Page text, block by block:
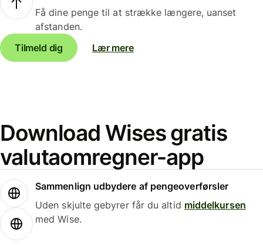
Få dine penge til at strække længere, uanset
afstanden.
Tilmeld dig
Lær mere
Download Wises gratis
valutaomregner-app
Sammenlign udbydere af pengeoverførsler
Uden skjulte gebyrer får du altid middelkursen
med Wise.